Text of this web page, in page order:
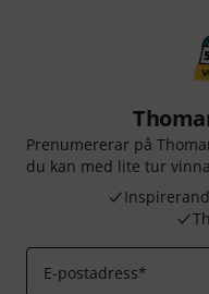
Prenumererar på
du kan med lite tur
E-postadress*